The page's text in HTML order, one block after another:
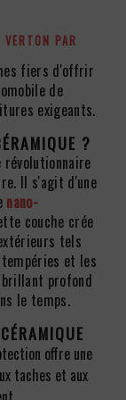
PAR
fiers d'offrir
de
exigeants.
?
révolutionnaire
Il s'agit d'une
nano-
couche crée
tels
et les
profond
le temps.
offre une
taches et aux